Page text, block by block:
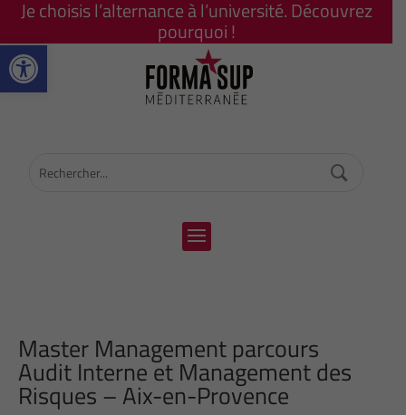
Ouvrir la barre d’outils
Je choisis l’alternance à l’université. Découvrez
pourquoi !
Master Management parcours
Audit Interne et Management des
Risques – Aix-en-Provence